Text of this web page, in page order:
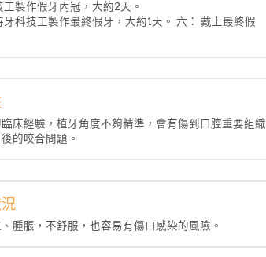
製作假牙內冠，大約2天。
科技工製作最終假牙，大約1天。 六： 戴上最終假
床經驗，植牙角度不夠精準，會有傷到口腔重要組織
的咬合問題。
腫脹，不舒服，也容易有傷口感染的風險。